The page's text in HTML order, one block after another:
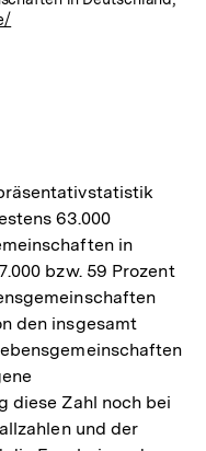
63.000
in
bzw. 59 Prozent
den insgesamt
diese Zahl noch bei
und der